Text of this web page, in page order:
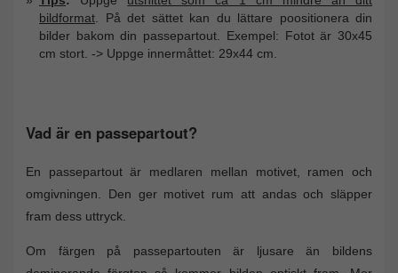
bildformat . På det sättet kan du lättare poositionera din
bilder bakom din passepartout. Exempel: Fotot är 30x45
cm stort. -> Uppge innermåttet: 29x44 cm.
Vad är en passepartout?
En passepartout är medlaren mellan motivet, ramen och
omgivningen. Den ger motivet rum att andas och släpper
fram dess uttryck.
Om färgen på passepartouten är ljusare än bildens